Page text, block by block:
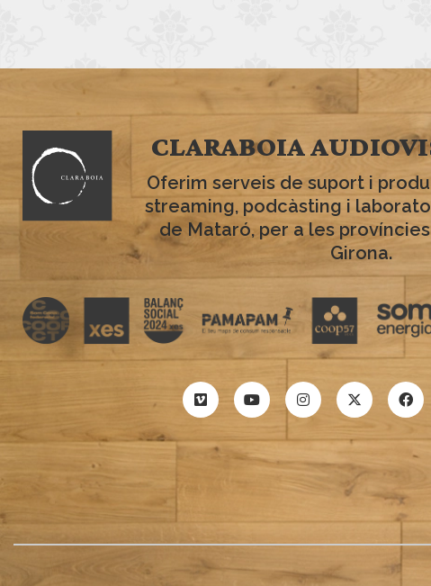
CLARABOIA
Oferim serveis de suport i
streaming, podcàsting i
de Mataró, per a les
Girona.